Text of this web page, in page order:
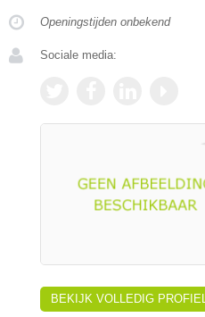
Openingstijden onbekend
Sociale media:
BEKIJK VOLLEDIG PROFIEL